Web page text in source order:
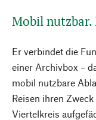
Mobil
Er verbindet die
einer Archivbox –
mobil nutzbare
Reisen ihren
Viertelkreis